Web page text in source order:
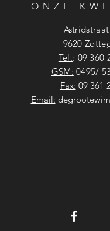
ONZE
9620
Tel.: 09 360
GSM: 0495/
Fax: 09 361
Email: